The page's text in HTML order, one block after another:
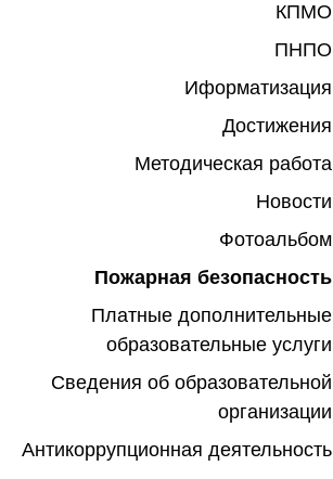
КПМО
ПНПО
Иформатизация
Достижения
Методическая работа
Новости
Фотоальбом
Пожарная безопасность
Платные дополнительные
образовательные услуги
Сведения об образовательной
организации
Антикоррупционная деятельность